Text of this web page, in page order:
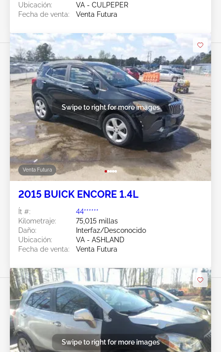
Ubicación:
VA - CULPEPER
Fecha de venta:
Venta Futura
Venta Futura
Swipe to right for more images
2015 BUICK ENCORE 1.4L
Ít #:
44******
Kilometraje:
75,015 millas
Daño:
Interfaz/Desconocido
Ubicación:
VA - ASHLAND
Fecha de venta:
Venta Futura
Swipe to right for more images